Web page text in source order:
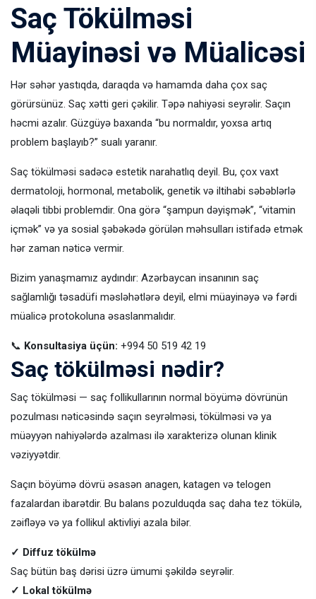
Saç Tökülməsi
Müayinəsi və Müalicəsi
Hər səhər yastıqda, daraqda və hamamda daha çox saç
görürsünüz. Saç xətti geri çəkilir. Təpə nahiyəsi seyrəlir. Saçın
həcmi azalır. Güzgüyə baxanda “bu normaldır, yoxsa artıq
problem başlayıb?” sualı yaranır.
Saç tökülməsi sadəcə estetik narahatlıq deyil. Bu, çox vaxt
dermatoloji, hormonal, metabolik, genetik və iltihabi səbəblərlə
əlaqəli tibbi problemdir. Ona görə “şampun dəyişmək”, “vitamin
içmək” və ya sosial şəbəkədə görülən məhsulları istifadə etmək
hər zaman nəticə vermir.
Bizim yanaşmamız aydındır: Azərbaycan insanının saç
sağlamlığı təsadüfi məsləhətlərə deyil, elmi müayinəyə və fərdi
müalicə protokoluna əsaslanmalıdır.
📞 Konsultasiya üçün: +994 50 519 42 19
Saç tökülməsi nədir?
Saç tökülməsi — saç follikullarının normal böyümə dövrünün
pozulması nəticəsində saçın seyrəlməsi, tökülməsi və ya
müəyyən nahiyələrdə azalması ilə xarakterizə olunan klinik
vəziyyətdir.
Saçın böyümə dövrü əsasən anagen, katagen və telogen
fazalardan ibarətdir. Bu balans pozulduqda saç daha tez tökülə,
zəifləyə və ya follikul aktivliyi azala bilər.
✓ Diffuz tökülmə
Saç bütün baş dərisi üzrə ümumi şəkildə seyrəlir.
✓ Lokal tökülmə